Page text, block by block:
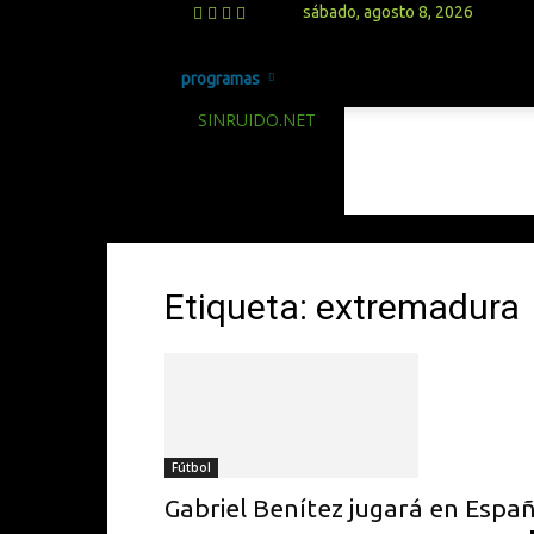
sábado, agosto 8, 2026
programas
SINRUIDO.NET
Etiqueta: extremadura
Fútbol
Gabriel Benítez jugará en